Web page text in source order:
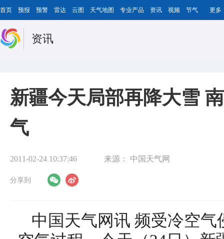
首页 预报 预警 雷达 云图 天气地图 专业产品 资讯 视频 节气 更多
资讯
新疆今天局部再降大雪
气
2011-02-24 10:37:46 来源： 中国天气网
分享到
中国天气网讯 频受冷空